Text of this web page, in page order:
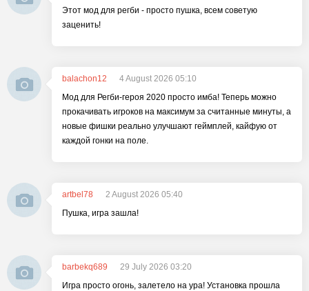
Этот мод для регби - просто пушка, всем советую
заценить!
balachon12
4 August 2026 05:10
Мод для Регби-героя 2020 просто имба! Теперь можно
прокачивать игроков на максимум за считанные минуты, а
новые фишки реально улучшают геймплей, кайфую от
каждой гонки на поле.
artbel78
2 August 2026 05:40
Пушка, игра зашла!
barbekq689
29 July 2026 03:20
Игра просто огонь, залетело на ура! Установка прошла